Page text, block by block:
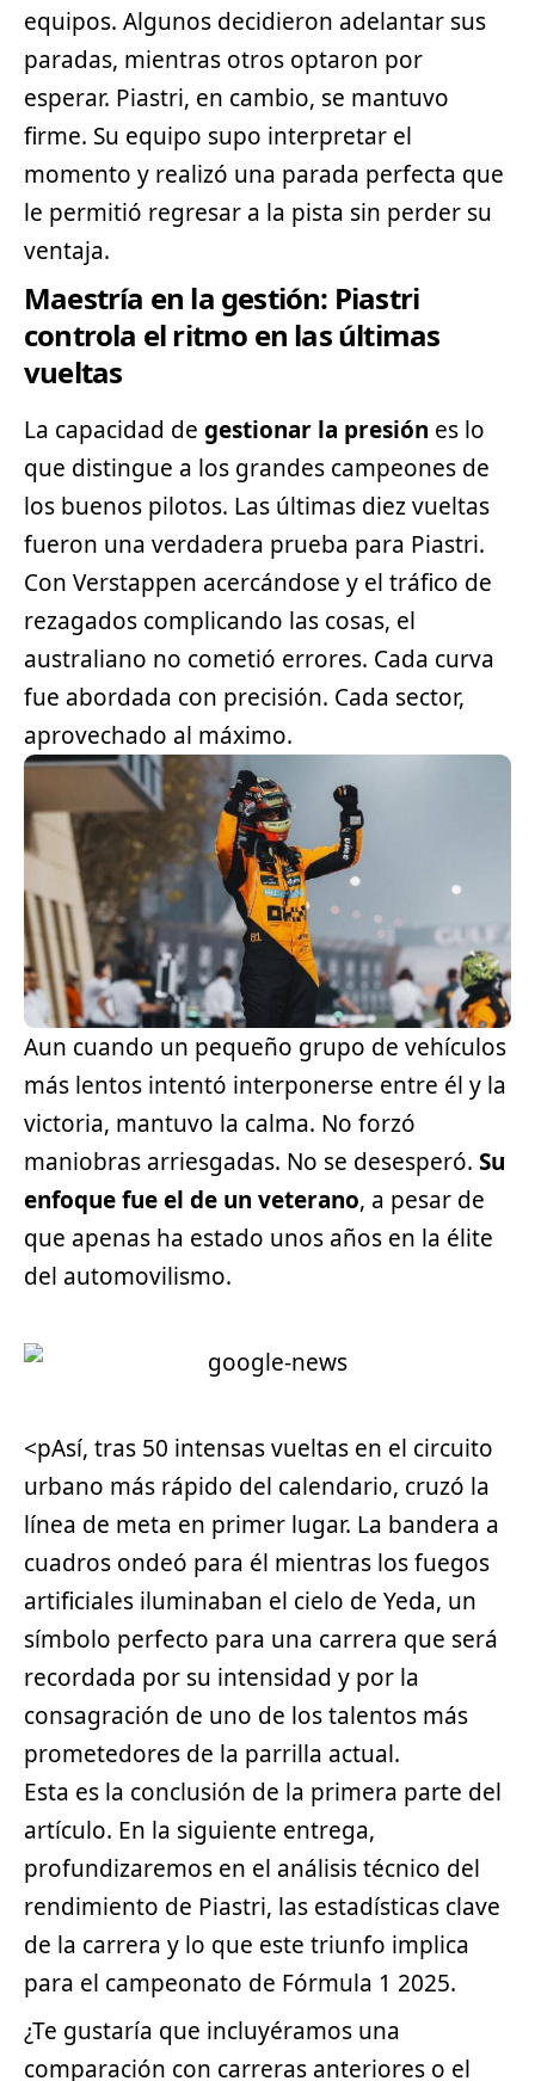
equipos. Algunos decidieron adelantar sus
paradas, mientras otros optaron por
esperar. Piastri, en cambio, se mantuvo
firme. Su equipo supo interpretar el
momento y realizó una parada perfecta que
le permitió regresar a la pista sin perder su
ventaja.
Maestría en la gestión: Piastri
controla el ritmo en las últimas
vueltas
La capacidad de gestionar la presión es lo
que distingue a los grandes campeones de
los buenos pilotos. Las últimas diez vueltas
fueron una verdadera prueba para Piastri.
Con Verstappen acercándose y el tráfico de
rezagados complicando las cosas, el
australiano no cometió errores. Cada curva
fue abordada con precisión. Cada sector,
aprovechado al máximo.
Aun cuando un pequeño grupo de vehículos
más lentos intentó interponerse entre él y la
victoria, mantuvo la calma. No forzó
maniobras arriesgadas. No se desesperó. Su
enfoque fue el de un veterano, a pesar de
que apenas ha estado unos años en la élite
del automovilismo.
<pAsí, tras 50 intensas vueltas en el circuito
urbano más rápido del calendario, cruzó la
línea de meta en primer lugar. La bandera a
cuadros ondeó para él mientras los fuegos
artificiales iluminaban el cielo de Yeda, un
símbolo perfecto para una carrera que será
recordada por su intensidad y por la
consagración de uno de los talentos más
prometedores de la parrilla actual.
Esta es la conclusión de la primera parte del
artículo. En la siguiente entrega,
profundizaremos en el análisis técnico del
rendimiento de Piastri, las estadísticas clave
de la carrera y lo que este triunfo implica
para el campeonato de Fórmula 1 2025.
¿Te gustaría que incluyéramos una
comparación con carreras anteriores o el